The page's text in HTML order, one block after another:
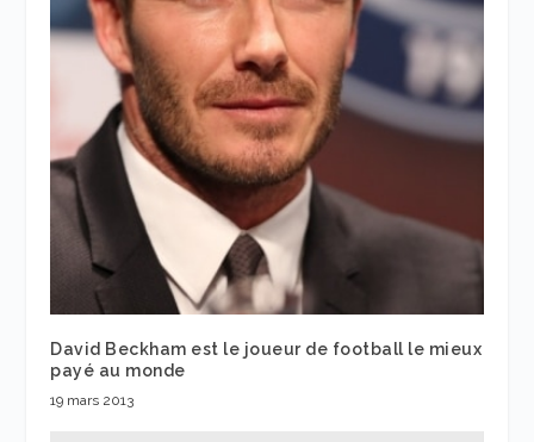
David Beckham est le joueur de football le mieux
payé au monde
19 mars 2013